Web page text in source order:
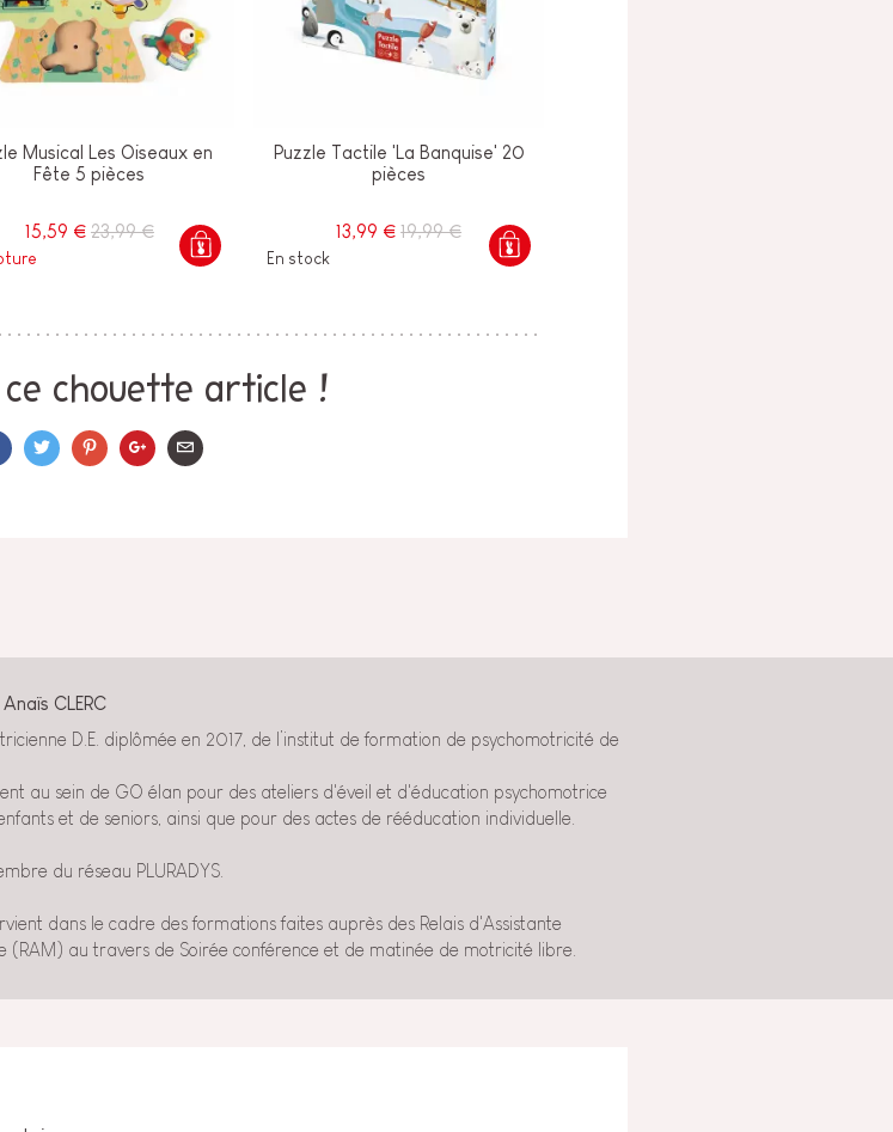
Musical Les Oiseaux en
Fête 5 pièces
15,59 € 23,99 €
Puzzle Tactile 'La Banquise' 20
pièces
13,99 € 19,99 €
En stock
ce chouette article !
Anaïs CLERC
D.E. diplômée en 2017, de l’institut de formation de psychomotricité de
au sein de GO élan pour des ateliers d'éveil et d'éducation psychomotrice
et de seniors, ainsi que pour des actes de rééducation individuelle.
du réseau PLURADYS.
dans le cadre des formations faites auprès des Relais d'Assistante
(RAM) au travers de Soirée conférence et de matinée de motricité libre.